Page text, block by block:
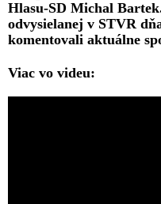
Hlasu-SD Michal
odvysielanej v STVR
komentovali aktuálne
Viac vo videu: